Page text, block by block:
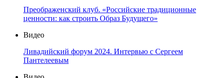
Преображенский клуб. «Российские традиционные
ценности: как строить Образ Будущего»
Видео
Ливадийский форум 2024. Интервью с Сергеем
Пантелеевым